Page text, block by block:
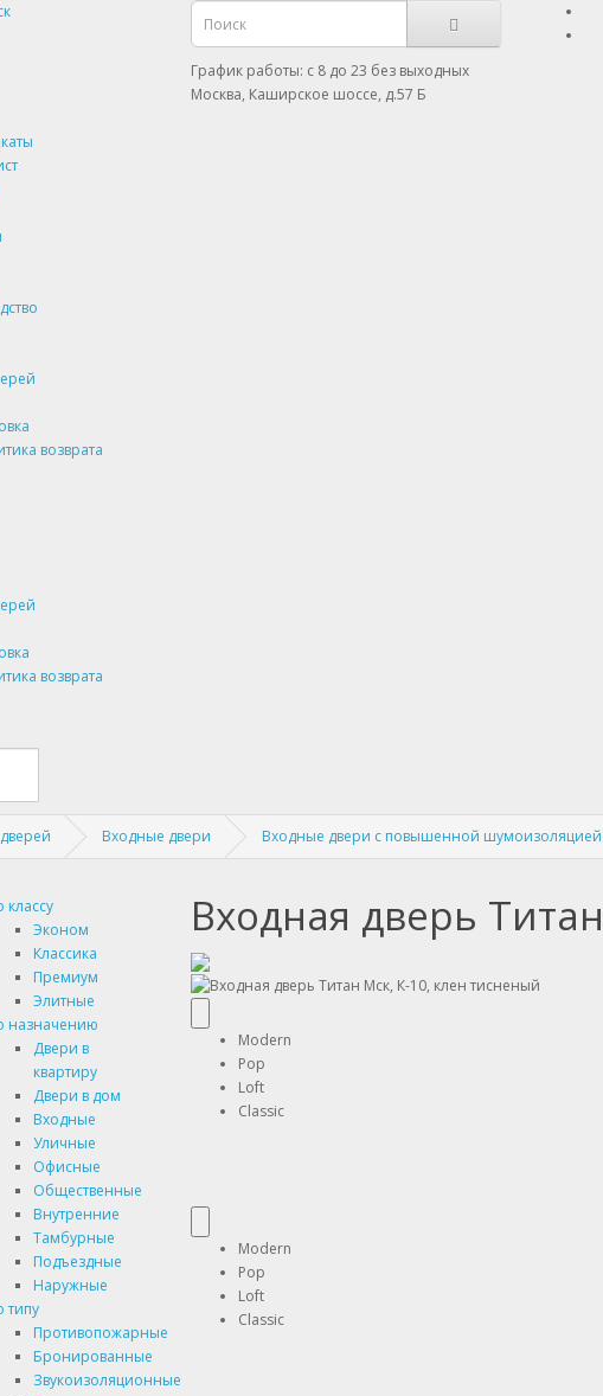
График работы: с 8 до 23 без выходных
Москва, Каширское шоссе, д.57 Б
возврата
возврата
Входные двери Входные двери с повышенной шумоизоляцией
классу
Эконом
Классика
Премиум
Элитные
назначению
Двери в
квартиру
Двери в дом
Входные
Уличные
Офисные
Общественные
Внутренние
Тамбурные
Подъездные
Наружные
типу
Противопожарные
Бронированные
Звукоизоляционные
Входная дверь
Modern
Pop
Loft
Classic
Modern
Pop
Loft
Classic